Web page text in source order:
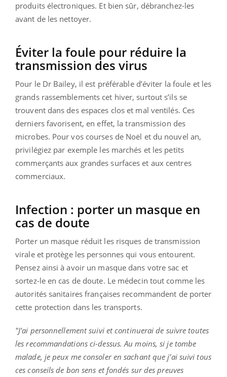
produits électroniques. Et bien sûr, débranchez-les
avant de les nettoyer.
Éviter la foule pour réduire la
transmission des virus
Pour le Dr Bailey, il est préférable d’éviter la foule et les
grands rassemblements cet hiver, surtout s’ils se
trouvent dans des espaces clos et mal ventilés. Ces
derniers favorisent, en effet, la transmission des
microbes. Pour vos courses de Noël et du nouvel an,
privilégiez par exemple les marchés et les petits
commerçants aux grandes surfaces et aux centres
commerciaux.
Infection : porter un masque en
cas de doute
Porter un masque réduit les risques de transmission
virale et protège les personnes qui vous entourent.
Pensez ainsi à avoir un masque dans votre sac et
sortez-le en cas de doute. Le médecin tout comme les
autorités sanitaires françaises recommandent de porter
cette protection dans les transports.
"J'ai personnellement suivi et continuerai de suivre toutes
les recommandations ci-dessus. Au moins, si je tombe
malade, je peux me consoler en sachant que j’ai suivi tous
ces conseils de bon sens et fondés sur des preuves